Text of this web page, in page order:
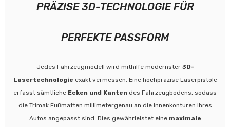
PRÄZISE 3D-TECHNOLOGIE FÜR
PERFEKTE PASSFORM
Jedes Fahrzeugmodell wird mithilfe modernster 3D-
Lasertechnologie exakt vermessen. Eine hochpräzise Laserpistole
erfasst sämtliche Ecken und Kanten des Fahrzeugbodens, sodass
die Trimak Fußmatten millimetergenau an die Innenkonturen Ihres
Autos angepasst sind. Dies gewährleistet eine maximale